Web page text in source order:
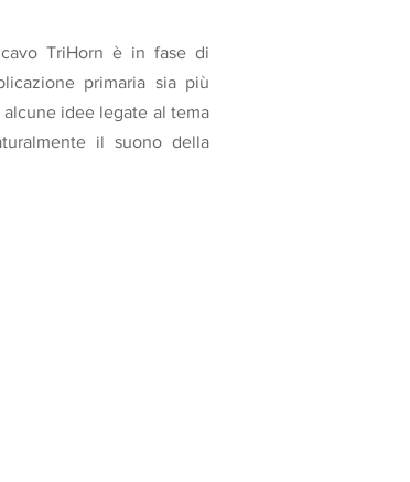
TriHorn è in fase di
primaria sia più
idee legate al tema
il suono della